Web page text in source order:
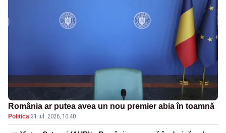
România ar putea avea un nou premier abia în toamnă
Politica·31 iul. 2026, 10:40